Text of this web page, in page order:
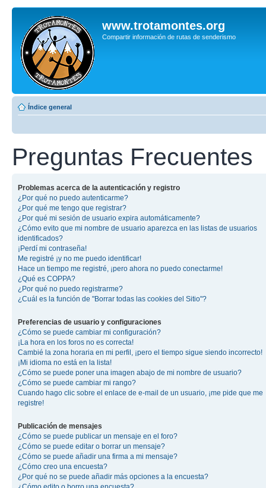
www.trotamontes.org
Compartir información de rutas de senderismo
Índice general
Preguntas Frecuentes
Problemas acerca de la autenticación y registro
¿Por qué no puedo autenticarme?
¿Por qué me tengo que registrar?
¿Por qué mi sesión de usuario expira automáticamente?
¿Cómo evito que mi nombre de usuario aparezca en las listas de usuarios
identificados?
¡Perdí mi contraseña!
Me registré ¡y no me puedo identificar!
Hace un tiempo me registré, ¡pero ahora no puedo conectarme!
¿Qué es COPPA?
¿Por qué no puedo registrarme?
¿Cuál es la función de "Borrar todas las cookies del Sitio"?
Preferencias de usuario y configuraciones
¿Cómo se puede cambiar mi configuración?
¡La hora en los foros no es correcta!
Cambié la zona horaria en mi perfil, ¡pero el tiempo sigue siendo incorrecto!
¡Mi idioma no está en la lista!
¿Cómo se puede poner una imagen abajo de mi nombre de usuario?
¿Cómo se puede cambiar mi rango?
Cuando hago clic sobre el enlace de e-mail de un usuario, ¡me pide que me
registre!
Publicación de mensajes
¿Cómo se puede publicar un mensaje en el foro?
¿Cómo se puede editar o borrar un mensaje?
¿Cómo se puede añadir una firma a mi mensaje?
¿Cómo creo una encuesta?
¿Por qué no se puede añadir más opciones a la encuesta?